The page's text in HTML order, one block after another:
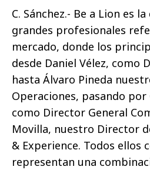
C. Sánchez.- Be a Lion es
grandes profesionales
mercado, donde los
desde Daniel Vélez, como
hasta Álvaro Pineda
Operaciones, pasando por
como Director General
Movilla, nuestro Director
& Experience. Todos ellos
representan una